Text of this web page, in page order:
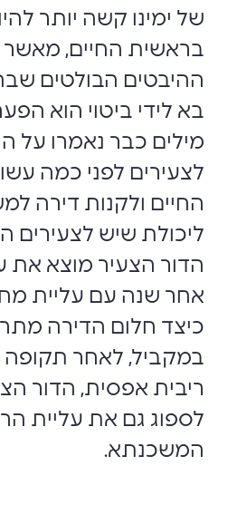
של ימינו קשה יותר
בראשית החיים,
ההיבטים הבולטים
בא לידי ביטוי הוא
מילים כבר נאמרו על
לצעירים לפני כמה
החיים ולקנות דירה
ליכולת שיש לצעירים
הדור הצעיר מוצא את
אחר שנה עם עליית
כיצד חלום הדירה
במקביל, לאחר
ריבית אפסית, הדור
לספוג גם את עליית
המשכנתא.